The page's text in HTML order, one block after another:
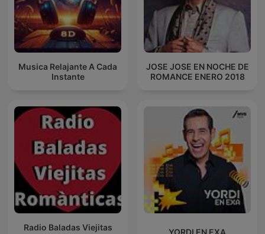
Musica Relajante A Cada
Instante
JOSE JOSE EN NOCHE DE
ROMANCE ENERO 2018
Radio Baladas Viejitas